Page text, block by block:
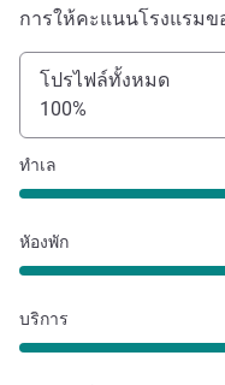
การให้คะแนนโรงแรมข
โปรไฟล์ทั้งหมด
100%
ทำเล
หัองพัก
บริการ